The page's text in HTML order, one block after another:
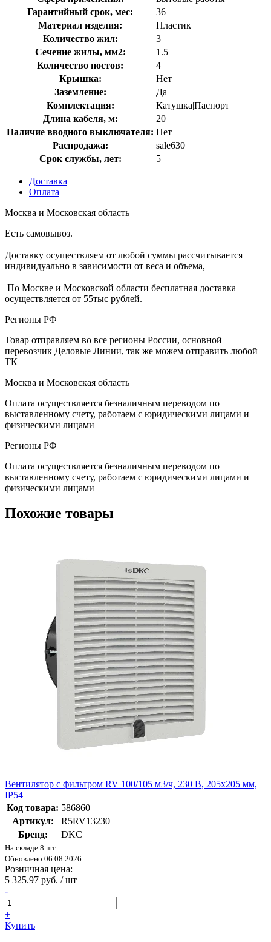
Гарантийный срок, мес:
36
Материал изделия:
Пластик
Количество жил:
3
Сечение жилы, мм2:
1.5
Количество постов:
4
Крышка:
Нет
Заземление:
Да
Комплектация:
Катушка|Паспорт
Длина кабеля, м:
20
Наличие вводного выключателя: Нет
Распродажа:
sale630
Срок службы, лет:
5
Доставка
Оплата
Москва и Московская область
Есть самовывоз.
Доставку осуществляем от любой суммы рассчитывается
индивидуально в зависимости от веса и объема,
По Москве и Московской области бесплатная доставка
осуществляется от 55тыс рублей.
Регионы РФ
Товар отправляем во все регионы России, основной
перевозчик Деловые Линии, так же можем отправить любой
ТК
Москва и Московская область
Оплата осуществляется безналичным переводом по
выставленному счету, работаем с юридическими лицами и
физическими лицами
Регионы РФ
Оплата осуществляется безналичным переводом по
выставленному счету, работаем с юридическими лицами и
физическими лицами
Похожие товары
Вентилятор с фильтром RV 100/105 м3/ч, 230 В, 205x205 мм,
IP54
Код товара: 586860
Артикул:
R5RV13230
Бренд:
DKC
На складе 8 шт
Обновлено 06.08.2026
Розничная цена:
5 325.97 руб. / шт
-
+
Купить